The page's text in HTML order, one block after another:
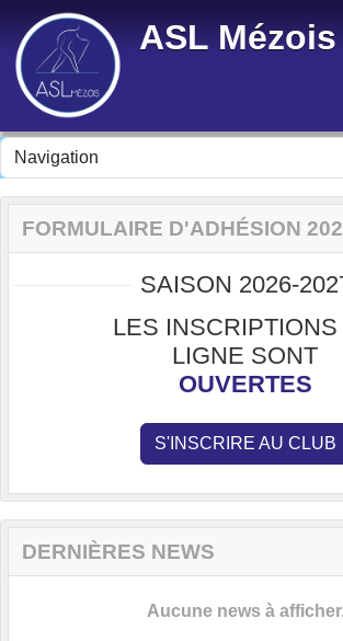
ASL Mézois
FORMULAIRE D'ADHÉSION
SAISON 2026-
LES INSCRIPTIONS
LIGNE SONT
OUVERTES
S'INSCRIRE AU CLUB
DERNIÈRES NEWS
Aucune news à
Panneau de gestion des cookies